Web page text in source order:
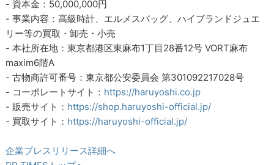
- 資本金：50,000,000円
- 事業内容：高級時計、エルメスバッグ、ハイブランドジュエ
リー等の買取・卸売・小売
- 本社所在地：東京都港区東麻布1丁目28番12号 VORT麻布
maxim6階A
- 古物商許可番号：東京都公安委員会 第301092217028号
- コーポレートサイト： https://haruyoshi.co.jp
- 販売サイト： https://shop.haruyoshi-official.jp/
- 買取サイト： https://haruyoshi-official.jp/
企業プレスリリース詳細へ